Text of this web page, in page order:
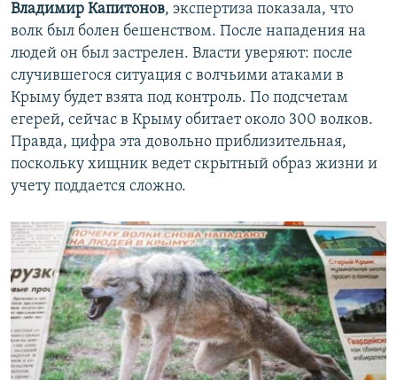
Владимир Капитонов, экспертиза показала, что
волк был болен бешенством. После нападения на
людей он был застрелен. Власти уверяют: после
случившегося ситуация с волчьими атаками в
Крыму будет взята под контроль. По подсчетам
егерей, сейчас в Крыму обитает около 300 волков.
Правда, цифра эта довольно приблизительная,
поскольку хищник ведет скрытный образ жизни и
учету поддается сложно.